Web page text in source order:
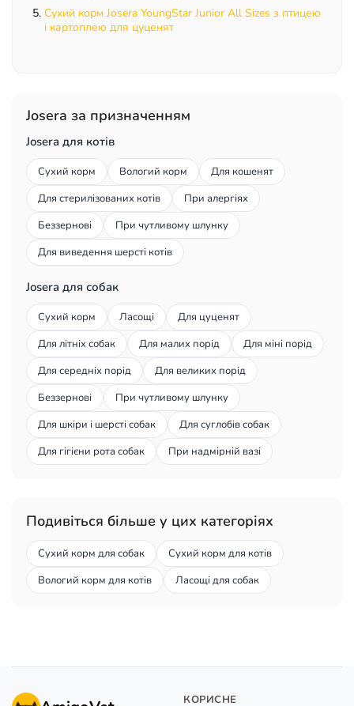
Сухий корм Josera YoungStar Junior All Sizes з птицею
і картоплею для цуценят
Josera за призначенням
Josera для котів
Сухий корм Вологий корм
Для кошенят
Для стерилізованих котів
При алергіях
Беззернові
При чутливому шлунку
Для виведення шерсті котів
Josera для собак
Сухий корм Ласощі
Для цуценят
Для літніх собак
Для малих порід
Для міні порід
Для середніх порід
Для великих порід
Беззернові
При чутливому шлунку
Для шкіри і шерсті собак
Для суглобів собак
Для гігієни рота собак
При надмірній вазі
Подивіться більше у цих категоріях
Сухий корм для собак
Сухий корм для котів
Вологий корм для котів
Ласощі для собак
КОРИСНЕ